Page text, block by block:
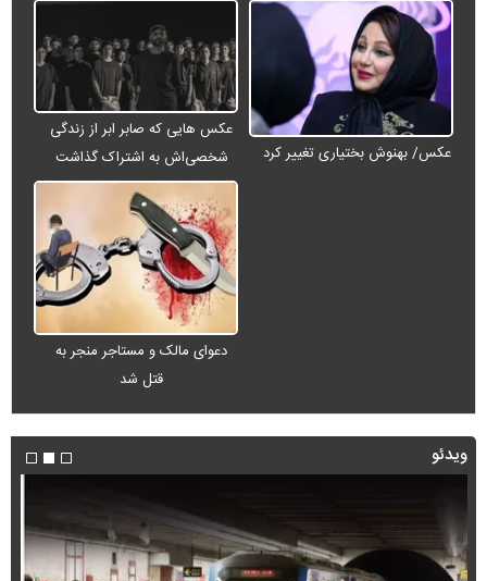
عکس/ بهنوش بختیاری تغییر کرد
عکس هایی که صابر ابر از زندگی
شخصی‌اش به اشتراک گذاشت
دعوای مالک و مستاجر منجر به
قتل شد
ویدئو